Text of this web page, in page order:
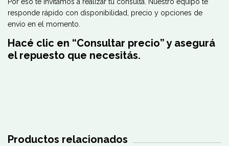
responde rápido con disponibilidad, precio y opciones de
envío en el momento.
Hacé clic en “Consultar precio” y asegurá
el repuesto que necesitás.
Productos relacionados